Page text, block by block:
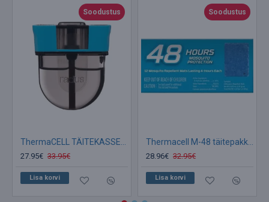
Soodustus
27.95€ 33.95€
Lisa korvi
Soodustus
28.96€ 32.95€
Lisa korvi